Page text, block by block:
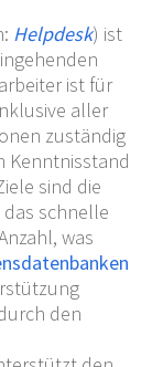
Helpdesk) ist
ist für
aller
zuständig
Kenntnisstand
sind die
schnelle
was
den